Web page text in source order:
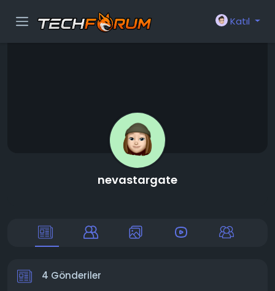
Katıl
nevastargate
4 Gönderiler